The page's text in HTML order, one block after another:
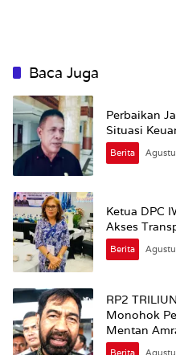
Baca Juga
Perbaikan
Situasi
Berita
Ketua DPC
Akses
Berita
RP2
Monohok
Mentan